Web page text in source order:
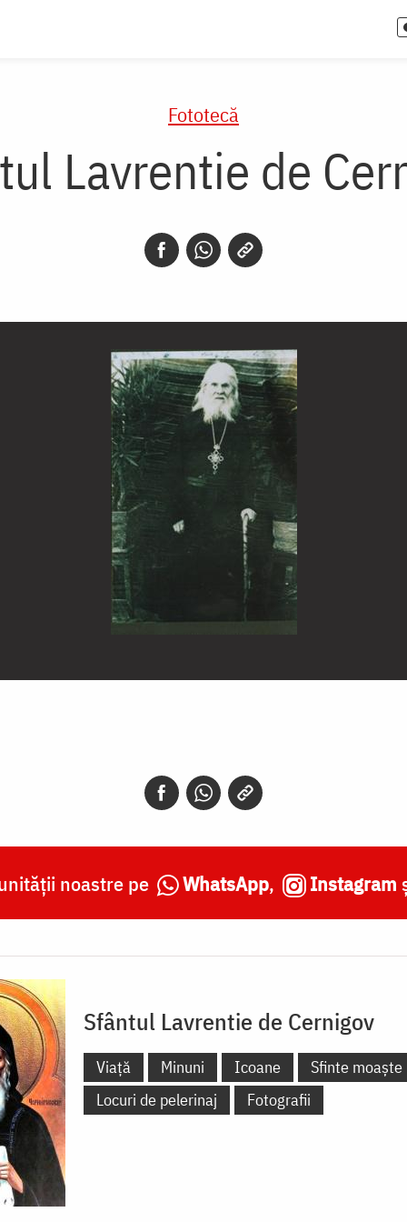
Fototecă
Lavrentie de
noastre pe WhatsApp, Instagram
Sfântul Lavrentie de Cernigov
Viață Minuni Icoane
Sfinte moaște
Locuri de pelerinaj
Fotografii